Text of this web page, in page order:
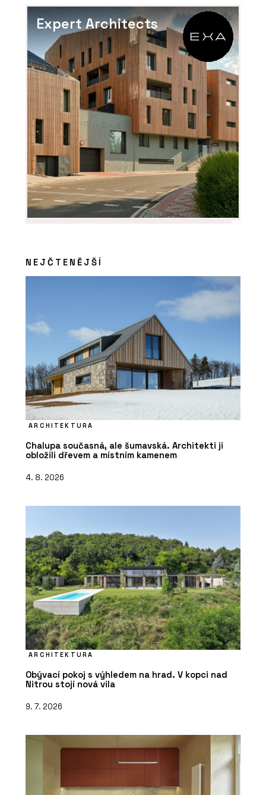
Hliníkové systémy Schüco: Posunout,
nebo shrnout?
PRODUKTY
Okna Schüco AWS WoodDesign
PRODUKTY
Fasádní systém Schüco FWS 50.SI
Expert Architects
NEJČTENĚJŠÍ
ARCHITEKTURA
Chalupa současná, ale šumavská. Architekti ji
obložili dřevem a místním kamenem
4. 8. 2026
ARCHITEKTURA
Obývací pokoj s výhledem na hrad. V kopci nad
Nitrou stojí nová vila
9. 7. 2026